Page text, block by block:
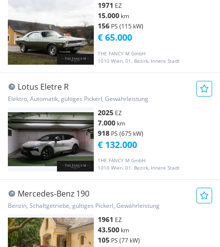
1971 EZ
15.000 km
156 PS (115 kW)
THE FANCY M GmbH
1010 Wien, 01. Bezirk, Innere Stadt
€ 65.000
Lotus Eletre R
Elektro, Automatik, gültiges Pickerl, Gewährleistung
2025 EZ
7.000 km
918 PS (675 kW)
THE FANCY M GmbH
1010 Wien, 01. Bezirk, Innere Stadt
€ 132.000
Mercedes-Benz 190
Benzin, Schaltgetriebe, gültiges Pickerl, Gewährleistung
1961 EZ
43.500 km
105 PS (77 kW)